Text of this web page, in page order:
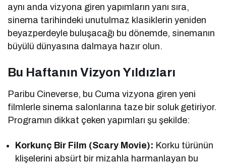
aynı anda vizyona giren yapımların yanı sıra,
sinema tarihindeki unutulmaz klasiklerin yeniden
beyazperdeyle buluşacağı bu dönemde, sinemanın
büyülü dünyasına dalmaya hazır olun.
Bu Haftanın Vizyon Yıldızları
Paribu Cineverse, bu Cuma vizyona giren yeni
filmlerle sinema salonlarına taze bir soluk getiriyor.
Programın dikkat çeken yapımları şu şekilde:
Korkunç Bir Film (Scary Movie): Korku türünün
klişelerini absürt bir mizahla harmanlayan bu